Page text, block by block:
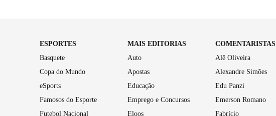
ESPORTES
Basquete
Copa do Mundo
eSports
Famosos do Esporte
Futebol Nacional
MAIS EDITORIAS
Auto
Apostas
Educação
Emprego e Concursos
Eloos
COMENTARISTAS
Alê Oliveira
Alexandre Simões
Edu Panzi
Emerson Romano
Fabrício